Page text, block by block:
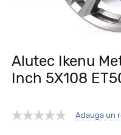
Alutec Ikenu
Inch 5X108
Adauga un